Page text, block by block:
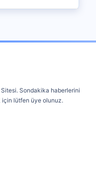
Sondakika haberlerini
için lütfen üye olunuz.